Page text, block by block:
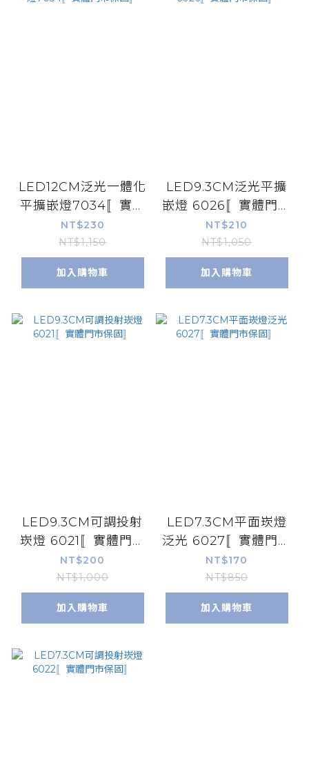
LED12CM泛光一體化
平擴嵌燈7034〚實體
門市保固〛
NT$230
NT$1,150
加入購物車
LED9.3CM泛光平擴
嵌燈 6026〚實體門市
保固〛
NT$210
NT$1,050
加入購物車
LED9.3CM可調投射
崁燈 6021〚實體門市
保固〛
NT$200
NT$1,000
加入購物車
LED7.3CM平面崁燈
泛光 6027〚實體門市
保固〛
NT$170
NT$850
加入購物車